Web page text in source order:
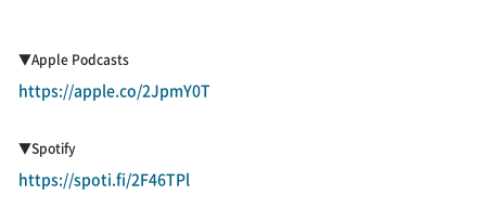
▼Apple Podcasts
https://apple.co/2JpmY0T
▼Spotify
https://spoti.fi/2F46TPl